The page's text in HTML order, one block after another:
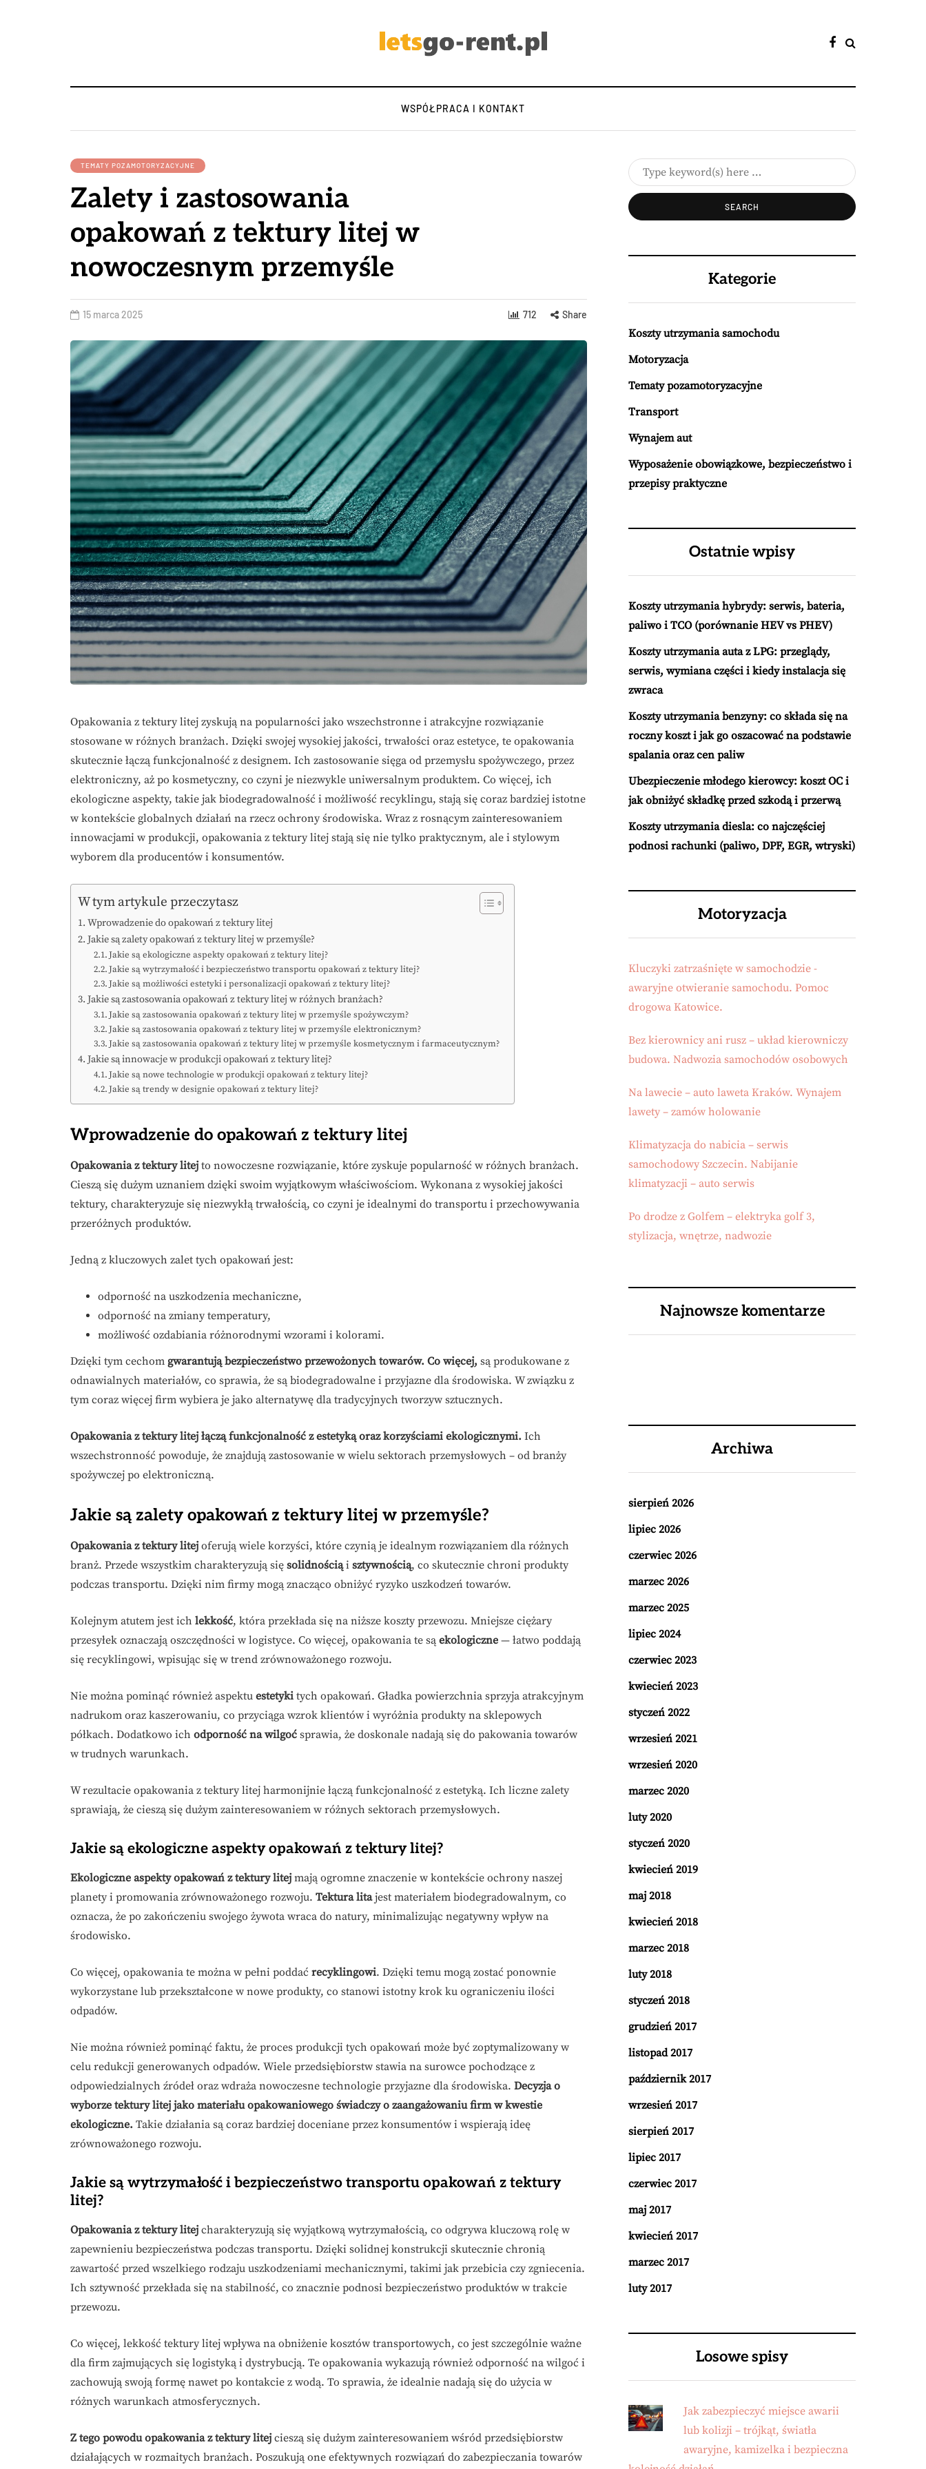
WSPÓŁPRACA I KONTAKT
TEMATY POZAMOTORYZACYJNE
Zalety i zastosowania
opakowań z tektury litej w
nowoczesnym przemyśle
15 marca 2025 712 Share
Opakowania z tektury litej zyskują na popularności jako wszechstronne i atrakcyjne rozwiązanie
stosowane w różnych branżach. Dzięki swojej wysokiej jakości, trwałości oraz estetyce, te opakowania
skutecznie łączą funkcjonalność z designem. Ich zastosowanie sięga od przemysłu spożywczego, przez
elektroniczny, aż po kosmetyczny, co czyni je niezwykle uniwersalnym produktem. Co więcej, ich
ekologiczne aspekty, takie jak biodegradowalność i możliwość recyklingu, stają się coraz bardziej istotne
w kontekście globalnych działań na rzecz ochrony środowiska. Wraz z rosnącym zainteresowaniem
innowacjami w produkcji, opakowania z tektury litej stają się nie tylko praktycznym, ale i stylowym
wyborem dla producentów i konsumentów.
W tym artykule przeczytasz
Wprowadzenie do opakowań z tektury litej
Jakie są zalety opakowań z tektury litej w przemyśle?
Jakie są ekologiczne aspekty opakowań z tektury litej?
Jakie są wytrzymałość i bezpieczeństwo transportu opakowań z tektury litej?
Jakie są możliwości estetyki i personalizacji opakowań z tektury litej?
Jakie są zastosowania opakowań z tektury litej w różnych branżach?
Jakie są zastosowania opakowań z tektury litej w przemyśle spożywczym?
Jakie są zastosowania opakowań z tektury litej w przemyśle elektronicznym?
Jakie są zastosowania opakowań z tektury litej w przemyśle kosmetycznym i farmaceutycznym?
Jakie są innowacje w produkcji opakowań z tektury litej?
Jakie są nowe technologie w produkcji opakowań z tektury litej?
Jakie są trendy w designie opakowań z tektury litej?
Wprowadzenie do opakowań z tektury litej
Opakowania z tektury litej to nowoczesne rozwiązanie, które zyskuje popularność w różnych branżach.
Cieszą się dużym uznaniem dzięki swoim wyjątkowym właściwościom. Wykonana z wysokiej jakości
tektury, charakteryzuje się niezwykłą trwałością, co czyni je idealnymi do transportu i przechowywania
przeróżnych produktów.
Jedną z kluczowych zalet tych opakowań jest:
odporność na uszkodzenia mechaniczne,
odporność na zmiany temperatury,
możliwość ozdabiania różnorodnymi wzorami i kolorami.
Dzięki tym cechom gwarantują bezpieczeństwo przewożonych towarów. Co więcej, są produkowane z
odnawialnych materiałów, co sprawia, że są biodegradowalne i przyjazne dla środowiska. W związku z
tym coraz więcej firm wybiera je jako alternatywę dla tradycyjnych tworzyw sztucznych.
Opakowania z tektury litej łączą funkcjonalność z estetyką oraz korzyściami ekologicznymi. Ich
wszechstronność powoduje, że znajdują zastosowanie w wielu sektorach przemysłowych – od branży
spożywczej po elektroniczną.
Jakie są zalety opakowań z tektury litej w przemyśle?
Opakowania z tektury litej oferują wiele korzyści, które czynią je idealnym rozwiązaniem dla różnych
branż. Przede wszystkim charakteryzują się solidnościąi sztywnością, co skutecznie chroni produkty
podczas transportu. Dzięki nim firmy mogą znacząco obniżyć ryzyko uszkodzeń towarów.
Kolejnym atutem jest ich lekkość, która przekłada się na niższe koszty przewozu. Mniejsze ciężary
przesyłek oznaczają oszczędności w logistyce. Co więcej, opakowania te są ekologiczne — łatwo poddają
się recyklingowi, wpisując się w trend zrównoważonego rozwoju.
Nie można pominąć również aspektu estetyki tych opakowań. Gładka powierzchnia sprzyja atrakcyjnym
nadrukom oraz kaszerowaniu, co przyciąga wzrok klientów i wyróżnia produkty na sklepowych
półkach. Dodatkowo ich odporność na wilgoć sprawia, że doskonale nadają się do pakowania towarów
w trudnych warunkach.
W rezultacie opakowania z tektury litej harmonijnie łączą funkcjonalność z estetyką. Ich liczne zalety
sprawiają, że cieszą się dużym zainteresowaniem w różnych sektorach przemysłowych.
Jakie są ekologiczne aspekty opakowań z tektury litej?
Ekologiczne aspekty opakowań z tektury litej mają ogromne znaczenie w kontekście ochrony naszej
planety i promowania zrównoważonego rozwoju. Tektura litajest materiałem biodegradowalnym, co
oznacza, że po zakończeniu swojego żywota wraca do natury, minimalizując negatywny wpływ na
środowisko.
Co więcej, opakowania te można w pełni poddać recyklingowi. Dzięki temu mogą zostać ponownie
wykorzystane lub przekształcone w nowe produkty, co stanowi istotny krok ku ograniczeniu ilości
odpadów.
Nie można również pominąć faktu, że proces produkcji tych opakowań może być zoptymalizowany w
celu redukcji generowanych odpadów. Wiele przedsiębiorstw stawia na surowce pochodzące z
odpowiedzialnych źródeł oraz wdraża nowoczesne technologie przyjazne dla środowiska. Decyzja o
wyborze tektury litej jako materiału opakowaniowego świadczy o zaangażowaniu firm w kwestie
ekologiczne. Takie działania są coraz bardziej doceniane przez konsumentów i wspierają ideę
zrównoważonego rozwoju.
Jakie są wytrzymałość i bezpieczeństwo transportu opakowań z tektury
litej?
Opakowania z tektury litej charakteryzują się wyjątkową wytrzymałością, co odgrywa kluczową rolę w
zapewnieniu bezpieczeństwa podczas transportu. Dzięki solidnej konstrukcji skutecznie chronią
zawartość przed wszelkiego rodzaju uszkodzeniami mechanicznymi, takimi jak przebicia czy zgniecenia.
Ich sztywność przekłada się na stabilność, co znacznie podnosi bezpieczeństwo produktów w trakcie
przewozu.
Co więcej, lekkość tektury litej wpływa na obniżenie kosztów transportowych, co jest szczególnie ważne
dla firm zajmujących się logistyką i dystrybucją. Te opakowania wykazują również odporność na wilgoć i
zachowują swoją formę nawet po kontakcie z wodą. To sprawia, że idealnie nadają się do użycia w
różnych warunkach atmosferycznych.
Z tego powodu opakowania z tektury litej cieszą się dużym zainteresowaniem wśród przedsiębiorstw
działających w rozmaitych branżach. Poszukują one efektywnych rozwiązań do zabezpieczania towarów
Kategorie
Koszty utrzymania samochodu
Motoryzacja
Tematy pozamotoryzacyjne
Transport
Wynajem aut
Wyposażenie obowiązkowe, bezpieczeństwo i
przepisy praktyczne
Ostatnie wpisy
Koszty utrzymania hybrydy: serwis, bateria,
paliwo i TCO (porównanie HEV vs PHEV)
Koszty utrzymania auta z LPG: przeglądy,
serwis, wymiana części i kiedy instalacja się
zwraca
Koszty utrzymania benzyny: co składa się na
roczny koszt i jak go oszacować na podstawie
spalania oraz cen paliw
Ubezpieczenie młodego kierowcy: koszt OC i
jak obniżyć składkę przed szkodą i przerwą
Koszty utrzymania diesla: co najczęściej
podnosi rachunki (paliwo, DPF, EGR, wtryski)
Motoryzacja
Kluczyki zatrzaśnięte w samochodzie -
awaryjne otwieranie samochodu. Pomoc
drogowa Katowice.
Bez kierownicy ani rusz – układ kierowniczy
budowa. Nadwozia samochodów osobowych
Na lawecie – auto laweta Kraków. Wynajem
lawety – zamów holowanie
Klimatyzacja do nabicia – serwis
samochodowy Szczecin. Nabijanie
klimatyzacji – auto serwis
Po drodze z Golfem – elektryka golf 3,
stylizacja, wnętrze, nadwozie
Najnowsze komentarze
Archiwa
sierpień 2026
lipiec 2026
czerwiec 2026
marzec 2026
marzec 2025
lipiec 2024
czerwiec 2023
kwiecień 2023
styczeń 2022
wrzesień 2021
wrzesień 2020
marzec 2020
luty 2020
styczeń 2020
kwiecień 2019
maj 2018
kwiecień 2018
marzec 2018
luty 2018
styczeń 2018
grudzień 2017
listopad 2017
październik 2017
wrzesień 2017
sierpień 2017
lipiec 2017
czerwiec 2017
maj 2017
kwiecień 2017
marzec 2017
luty 2017
Losowe spisy
Jak zabezpieczyć miejsce awarii
lub kolizji – trójkąt, światła
awaryjne, kamizelka i bezpieczna